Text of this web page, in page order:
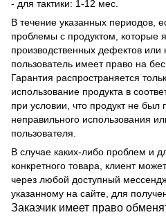
- для тактики: 1-12 мес.
В течение указанных периодов,
проблемы с продуктом, которые
производственных дефектов или
пользователь имеет право на
Гарантия распространяется
использование продукта в
при условии, что продукт не был
неправильного использования
пользователя.
В случае каких-либо проблем и
конкретного товара, клиент
через любой доступный
указанному на сайте, для
Заказчик имеет право